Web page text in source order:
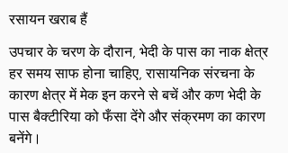
रसायन खराब हैं
उपचार के चरण के दौरान, भेदी के पास का नाक क्षेत्र
हर समय साफ होना चाहिए, रासायनिक संरचना के
कारण क्षेत्र में मेक इन करने से बचें और कण भेदी के
पास बैक्टीरिया को फँसा देंगे और संक्रमण का कारण
बनेंगे।